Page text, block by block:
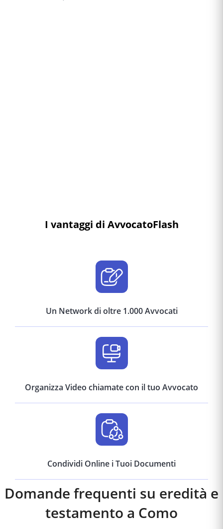
I vantaggi di AvvocatoFlash
Un Network di oltre 1.000 Avvocati
Organizza Video chiamate con il tuo Avvocato
Condividi Online i Tuoi Documenti
Domande frequenti su eredità e
testamento a Como